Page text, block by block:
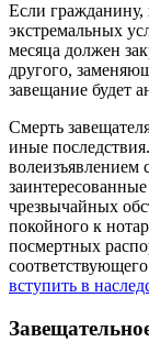
Если
экстремальных
месяца должен
другого,
завещание будет
Смерть
иные
волеизъявлением
чрезвычайных
покойного к
посмертных
вступить в